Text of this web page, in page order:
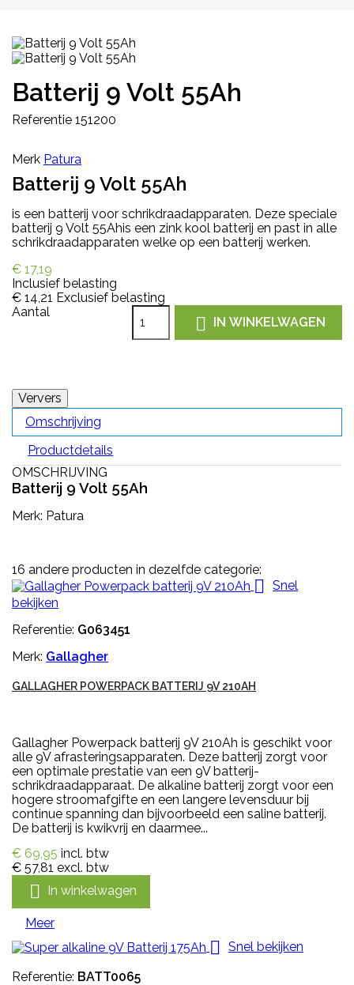
Batterij 9 Volt 55Ah
Referentie 151200
Merk Patura
Batterij 9 Volt 55Ah
is een batterij voor schrikdraadapparaten. Deze speciale
batterij 9 Volt 55Ahis een zink kool batterij en past in alle
schrikdraadapparaten welke op een batterij werken.
€ 17,19
Inclusief belasting
€ 14,21 Exclusief belasting
Aantal
 IN WINKELWAGEN
Omschrijving
Productdetails
OMSCHRIJVING
Batterij 9 Volt 55Ah
Merk: Patura
16 andere producten in dezelfde categorie:
 Snel
bekijken
Referentie: G063451
Merk: Gallagher
GALLAGHER POWERPACK BATTERIJ 9V 210AH
Gallagher Powerpack batterij 9V 210Ah is geschikt voor
alle 9V afrasteringsapparaten. Deze batterij zorgt voor
een optimale prestatie van een 9V batterij-
schrikdraadapparaat. De alkaline batterij zorgt voor een
hogere stroomafgifte en een langere levensduur bij
continue spanning dan bijvoorbeeld een saline batterij.
De batterij is kwikvrij en daarmee...
€ 69,95 incl. btw
€ 57,81 excl. btw
 In winkelwagen
Meer
 Snel bekijken
Referentie: BATT0065